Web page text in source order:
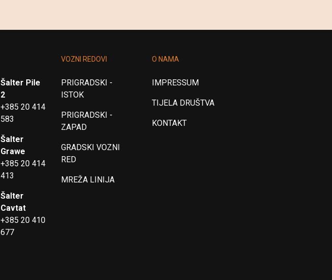
Šalter Pile
2
+385 20 414
583
Šalter
Grawe
+385 20 414
413
Šalter
Cavtat
+385 20 410
677
VOZNI REDOVI
PRIGRADSKI -
ISTOK
PRIGRADSKI -
ZAPAD
GRADSKI VOZNI
RED
MREŽA LINIJA
O NAMA
IMPRESSUM
TIJELA DRUŠTVA
KONTAKT